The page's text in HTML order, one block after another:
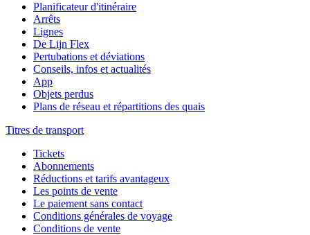
Planificateur d'itinéraire
Arrêts
Lignes
De Lijn Flex
Pertubations et déviations
Conseils, infos et actualités
App
Objets perdus
Plans de réseau et répartitions des quais
Titres de transport
Tickets
Abonnements
Réductions et tarifs avantageux
Les points de vente
Le paiement sans contact
Conditions générales de voyage
Conditions de vente